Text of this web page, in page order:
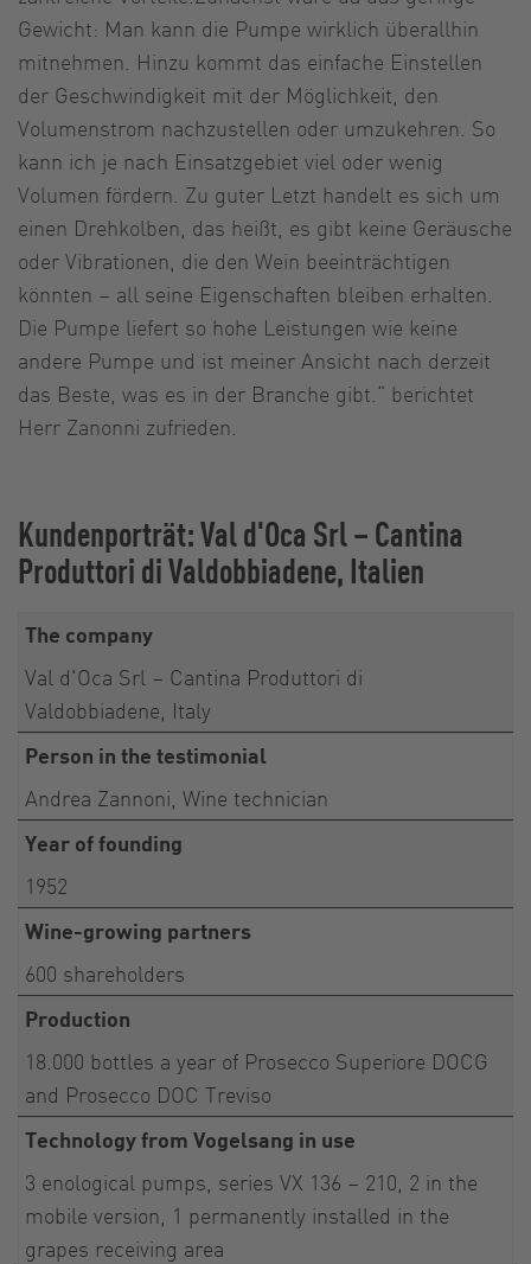
Gewicht: Man kann die Pumpe wirklich überallhin
mitnehmen. Hinzu kommt das einfache Einstellen
der Geschwindigkeit mit der Möglichkeit, den
Volumenstrom nachzustellen oder umzukehren. So
kann ich je nach Einsatzgebiet viel oder wenig
Volumen fördern. Zu guter Letzt handelt es sich um
einen Drehkolben, das heißt, es gibt keine Geräusche
oder Vibrationen, die den Wein beeinträchtigen
könnten – all seine Eigenschaften bleiben erhalten.
Die Pumpe liefert so hohe Leistungen wie keine
andere Pumpe und ist meiner Ansicht nach derzeit
das Beste, was es in der Branche gibt.“ berichtet
Herr Zanonni zufrieden.
Kundenporträt: Val d'Oca Srl – Cantina
Produttori di Valdobbiadene, Italien
The company
Val d'Oca Srl – Cantina Produttori di
Valdobbiadene, Italy
Person in the testimonial
Andrea Zannoni, Wine technician
Year of founding
1952
Wine-growing partners
600 shareholders
Production
18.000 bottles a year of Prosecco Superiore DOCG
and Prosecco DOC Treviso
Technology from Vogelsang in use
3 enological pumps, series VX 136 – 210, 2 in the
mobile version, 1 permanently installed in the
grapes receiving area